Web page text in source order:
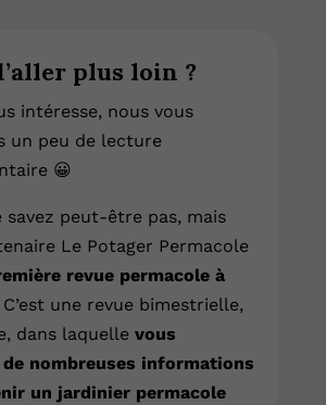
plus loin ?
intéresse, nous vous
un peu de lecture
😀
savez peut-être pas, mais
Le Potager Permacole
revue permacole à
C’est une revue bimestrielle,
dans laquelle vous
nombreuses informations
un jardinier permacole